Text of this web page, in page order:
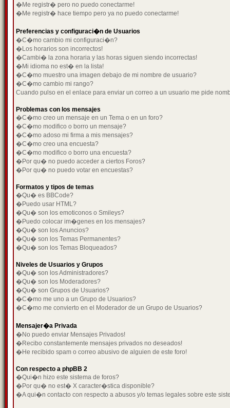
�Me registr� pero no puedo conectarme!
�Me registr� hace tiempo pero ya no puedo conectarme!
Preferencias y configuraci�n de Usuarios
�C�mo cambio mi configuraci�n?
�Los horarios son incorrectos!
�Cambi� la zona horaria y las horas siguen siendo incorrectas!
�Mi idioma no est� en la lista!
�C�mo muestro una imagen debajo de mi nombre de usuario?
�C�mo cambio mi rango?
Cuando pulso en el enlace para enviar un correo a un usuario me pide
Problemas con los mensajes
�C�mo creo un mensaje en un Tema o en un foro?
�C�mo modifico o borro un mensaje?
�C�mo adoso mi firma a mis mensajes?
�C�mo creo una encuesta?
�C�mo modifico o borro una encuesta?
�Por qu� no puedo acceder a ciertos Foros?
�Por qu� no puedo votar en encuestas?
Formatos y tipos de temas
�Qu� es BBCode?
�Puedo usar HTML?
�Qu� son los emoticonos o Smileys?
�Puedo colocar im�genes en los mensajes?
�Qu� son los Anuncios?
�Qu� son los Temas Permanentes?
�Qu� son los Temas Bloqueados?
Niveles de Usuarios y Grupos
�Qu� son los Administradores?
�Qu� son los Moderadores?
�Qu� son Grupos de Usuarios?
�C�mo me uno a un Grupo de Usuarios?
�C�mo me convierto en el Moderador de un Grupo de Usuarios?
Mensajer�a Privada
�No puedo enviar Mensajes Privados!
�Recibo constantemente mensajes privados no deseados!
�He recibido spam o correo abusivo de alguien de este foro!
Con respecto a phpBB 2
�Qui�n hizo este sistema de foros?
�Por qu� no est� X caracter�stica disponible?
�A qui�n contacto con respecto a abusos y/o temas legales sobre este